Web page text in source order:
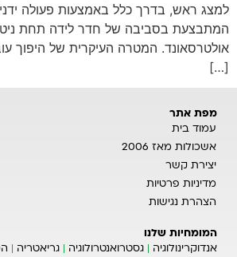
למצג ראש, בדרך כלל באמצעות פעולה
המתבצעת בסביבה של חדר לידה תחת
אולטרסאונד. המטרה העיקרית של היפוך
[…]
מפת אתר
עמוד בית
אשכולות מאז 2006
יצירת קשר
מדיניות פרטיות
הצהרת נגישות
המומחיות שלנו
אנדוקרינולוגיה
גסטרואנטרולוגיה גריאטריה